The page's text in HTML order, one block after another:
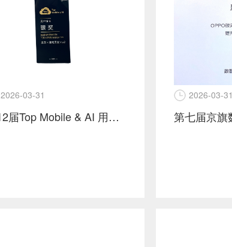
2026-03-31
第12届Top Mobile & AI 用户增长 银奖 京东 x 海南灵鲨 x a2
2026-03-31